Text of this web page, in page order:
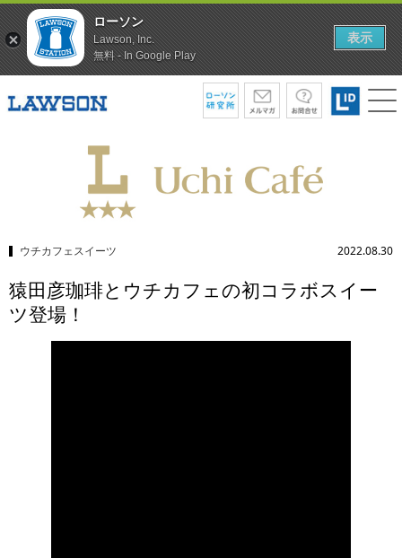
ウチカフェスイーツ 2022.08.30
猿田彦珈琲とウチカフェの初コラボスイー
ツ登場！
ローソン
Lawson, Inc.
無料 - In Google Play
表示